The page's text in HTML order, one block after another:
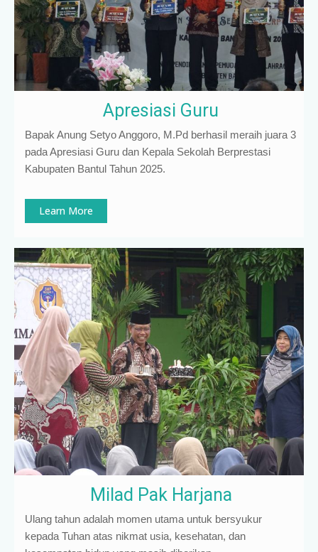
Apresiasi Guru
Bapak Anung Setyo Anggoro, M.Pd berhasil meraih juara 3
pada Apresiasi Guru dan Kepala Sekolah Berprestasi
Kabupaten Bantul Tahun 2025.
Learn More
Milad Pak Harjana
Ulang tahun adalah momen utama untuk bersyukur
kepada Tuhan atas nikmat usia, kesehatan, dan